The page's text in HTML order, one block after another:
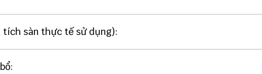
sàn thực tế sử dụng):